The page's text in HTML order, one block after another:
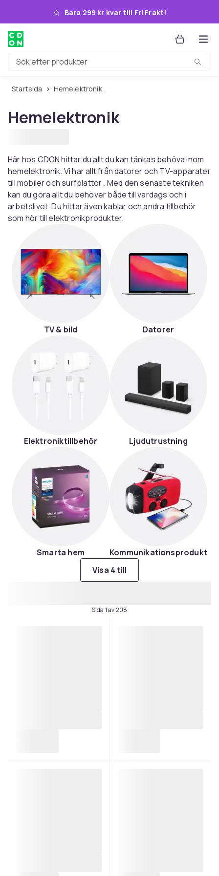
Hoppa till huvudinnehållet
Bara 299 kr kvar till Fri Frakt!
Sök efter produkter
Startsida Hemelektronik
Hemelektronik
Här hos CDON hittar du allt du kan tänkas behöva inom
hemelektronik. Vi har allt från datorer och TV-apparater
till mobiler och surfplattor . Med den senaste tekniken
kan du göra allt du behöver både till vardags och i
arbetslivet. Du hittar även kablar och andra tillbehör
som hör till elektronikprodukter.
TV & bild Datorer
Elektroniktillbehör Ljudutrustning
Smarta hem
Kommunikationsprodukter
Visa 4 till
Sida 1 av 208